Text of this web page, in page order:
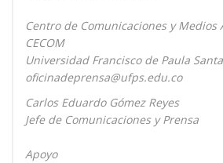
Centro de Comunicaciones y Medios
CECOM
Universidad Francisco de Paula
oficinadeprensa@ufps.edu.co
Carlos Eduardo Gómez Reyes
Jefe de Comunicaciones y Prensa
Apoyo